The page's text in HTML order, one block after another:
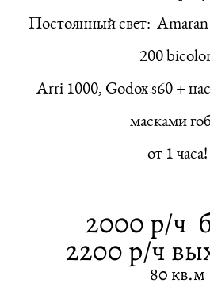
Постоянный свет:
200
Arri 1000, Godox s60 +
масками
от 1 часа!
2000 р/ч
2200 р/ч
80 кв.м